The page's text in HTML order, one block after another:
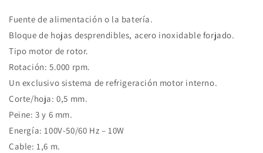
Fuente de alimentación o la batería.
Bloque de hojas desprendibles, acero inoxidable forjado.
Tipo motor de rotor.
Rotación: 5.000 rpm.
Un exclusivo sistema de refrigeración motor interno.
Corte/hoja: 0,5 mm.
Peine: 3 y 6 mm.
Energía: 100V-50/60 Hz – 10W
Cable: 1,6 m.